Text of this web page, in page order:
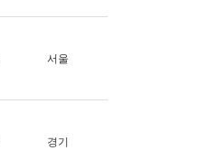
서울
경기